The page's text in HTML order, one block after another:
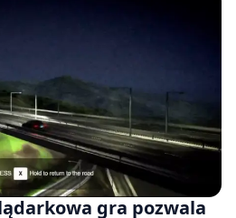
gra pozwala